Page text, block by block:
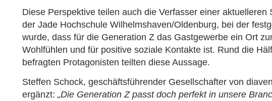
Diese Perspektive teilen auch die Verfasser einer aktuelleren
der Jade Hochschule Wilhelmshaven/Oldenburg, bei der
wurde, dass für die Generation Z das Gastgewerbe ein Ort
Wohlfühlen und für positive soziale Kontakte ist. Rund die
befragten Protagonisten teilten diese Aussage.
Steffen Schock, geschäftsführender Gesellschafter von
ergänzt:„Die Generation Z passt doch perfekt in unsere